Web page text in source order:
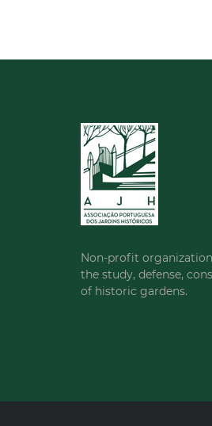
Non-profit
the study, defense,
of historic gardens.